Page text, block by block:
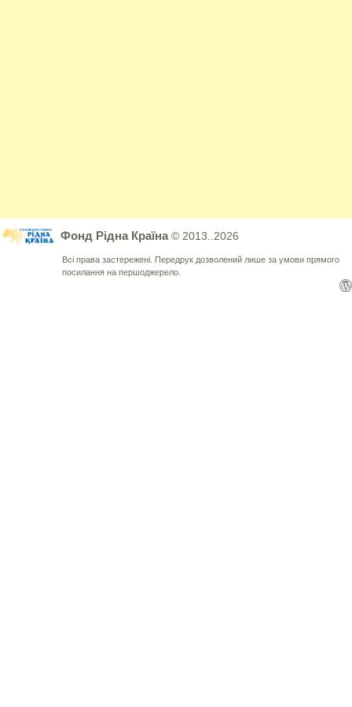
Фонд Рідна Країна© 2013..2026
Всі права застережені. Передрук дозволений лише за умови прямого
посилання на першоджерело.